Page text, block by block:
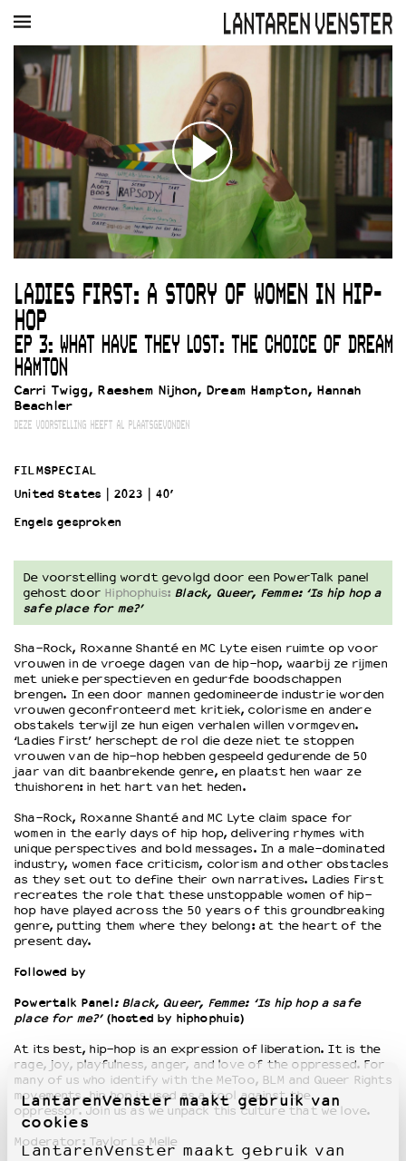
LantarenVenster maakt gebruik van
cookies
LantarenVenster maakt gebruik van
AGENDA FILM RESTAURANT
Winkelmandje
PLAN JE BEZOEK
Openingstijden & contact
Bereikbaarheid
Kaartverkoop
EDUCATIE
Schoolvoorstellingen
Filmprogramma’s Primair Onderwijs
Filmprogramma’s VO/MBO
Speciale educatieprogramma’s
Wat we doen
Werken bij
Wie is wie
Historie
Partners
Huisregels
Privacyverklaring
Integriteits- en gedragscode
Duurzaamheid
Culturele boycot Israël
Ruimte voor artistieke vrijheid – VNPF
LADIES FIRST: A STORY OF WOMEN IN HIP-
HOP
EP 3: WHAT HAVE THEY LOST: THE CHOICE OF DREAM
HAMTON
Carri Twigg, Raeshem Nijhon, Dream Hampton, Hannah
Beachler
DEZE VOORSTELLING HEEFT AL PLAATSGEVONDEN
FILMSPECIAL
United States
2023
40’
Engels gesproken
De voorstelling wordt gevolgd door een PowerTalk panel
gehost door Hiphophuis: Black, Queer, Femme: ‘Is hip hop a
safe place for me?’
Sha-Rock, Roxanne Shanté en MC Lyte eisen ruimte op voor
vrouwen in de vroege dagen van de hip-hop, waarbij ze rijmen
met unieke perspectieven en gedurfde boodschappen
brengen. In een door mannen gedomineerde industrie worden
vrouwen geconfronteerd met kritiek, colorisme en andere
obstakels terwijl ze hun eigen verhalen willen vormgeven.
‘Ladies First’ herschept de rol die deze niet te stoppen
vrouwen van de hip-hop hebben gespeeld gedurende de 50
jaar van dit baanbrekende genre, en plaatst hen waar ze
thuishoren: in het hart van het heden.
Sha-Rock, Roxanne Shanté and MC Lyte claim space for
women in the early days of hip hop, delivering rhymes with
unique perspectives and bold messages. In a male-dominated
industry, women face criticism, colorism and other obstacles
as they set out to define their own narratives. Ladies First
recreates the role that these unstoppable women of hip-
hop have played across the 50 years of this groundbreaking
genre, putting them where they belong: at the heart of the
present day.
Followed by
Powertalk Panel: Black, Queer, Femme: ‘Is hip hop a safe
place for me?’ (hosted by hiphophuis)
At its best, hip-hop is an expression of liberation. It is the
rage, joy, playfulness, anger, and love of the oppressed. For
many of us who identify with the MeToo, BLM and Queer Rights
movements, hip hop is used as a tool against the
oppressor. Join us as we unpack this culture that we love.
Moderator: Taylor Le Melle